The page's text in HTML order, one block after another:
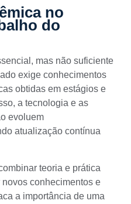
no
do
mas não suficiente
exige conhecimentos
obtidas em estágios e
a tecnologia e as
evoluem
atualização contínua
teoria e prática
conhecimentos e
a importância de uma